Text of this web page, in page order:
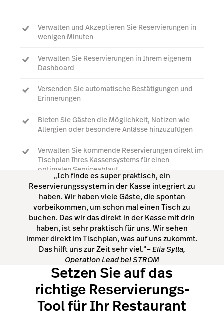
Verwalten und Akzeptieren Sie Reservierungen in
wenigen Minuten
Verwalten Sie Reservierungen in Ihrem eigenem
Dashboard
Versenden Sie automatische Bestätigungen und
Erinnerungen
Bieten Sie Gästen die Möglichkeit, Notizen wie
Allergien oder besondere Anlässe hinzuzufügen
Verwalten Sie kommende Reservierungen direkt im
Tischplan Ihres Kassensystems für einen
optimalen Serviceablauf
Experten kontaktieren
„Ich finde es super praktisch, ein
Reservierungssystem in der Kasse integriert zu
haben. Wir haben viele Gäste, die spontan
vorbeikommen, um schon mal einen Tisch zu
buchen. Das wir das direkt in der Kasse mit drin
haben, ist sehr praktisch für uns. Wir sehen
immer direkt im Tischplan, was auf uns zukommt.
Das hilft uns zur Zeit sehr viel.“– Elia Sylla,
Operation Lead bei STROM
Setzen Sie auf das
richtige Reservierungs-
Tool für Ihr Restaurant